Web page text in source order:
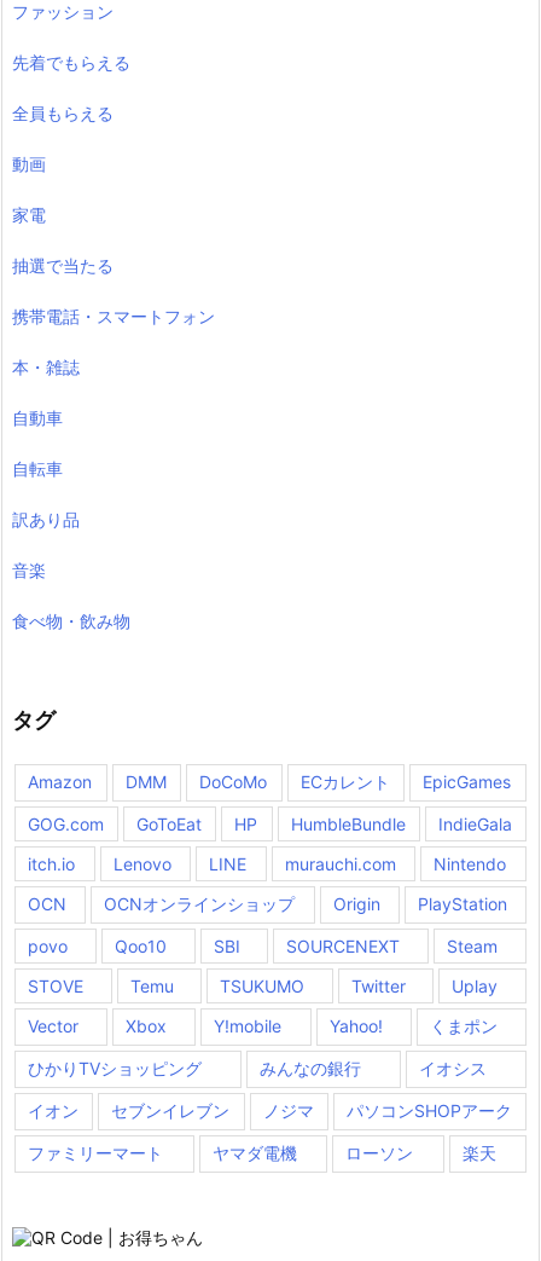
ファッション
先着でもらえる
全員もらえる
動画
家電
抽選で当たる
携帯電話・スマートフォン
本・雑誌
自動車
自転車
訳あり品
音楽
食べ物・飲み物
タグ
Amazon DMM DoCoMo ECカレント EpicGames
GOG.com GoToEat HP HumbleBundle
IndieGala
itch.io
Lenovo LINE murauchi.com
Nintendo
OCN
OCNオンラインショップ Origin PlayStation
povo Qoo10 SBI SOURCENEXT
Steam
STOVE
Temu TSUKUMO Twitter
Uplay
Vector
Xbox Y!mobile Yahoo! くまポン
ひかりTVショッピング みんなの銀行 イオシス
イオン セブンイレブン ノジマ パソコンSHOPアーク
ファミリーマート ヤマダ電機 ローソン 楽天